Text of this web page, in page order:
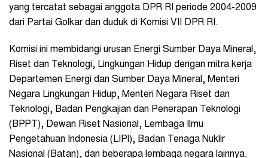
yang tercatat sebagai anggota DPR RI periode 2004-2009
dari Partai Golkar dan duduk di Komisi VII DPR RI.
Komisi ini membidangi urusan Energi Sumber Daya Mineral,
Riset dan Teknologi, Lingkungan Hidup dengan mitra kerja
Departemen Energi dan Sumber Daya Mineral, Menteri
Negara Lingkungan Hidup, Menteri Negara Riset dan
Teknologi, Badan Pengkajian dan Penerapan Teknologi
(BPPT), Dewan Riset Nasional, Lembaga Ilmu
Pengetahuan Indonesia (LIPI), Badan Tenaga Nuklir
Nasional (Batan), dan beberapa lembaga negara lainnya.